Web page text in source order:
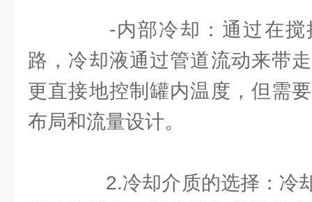
-内部冷却：通过在搅
路，冷却液通过管道流动来带
更直接地控制罐内温度，但需
布局和流量设计。
2.冷却介质的选择：冷